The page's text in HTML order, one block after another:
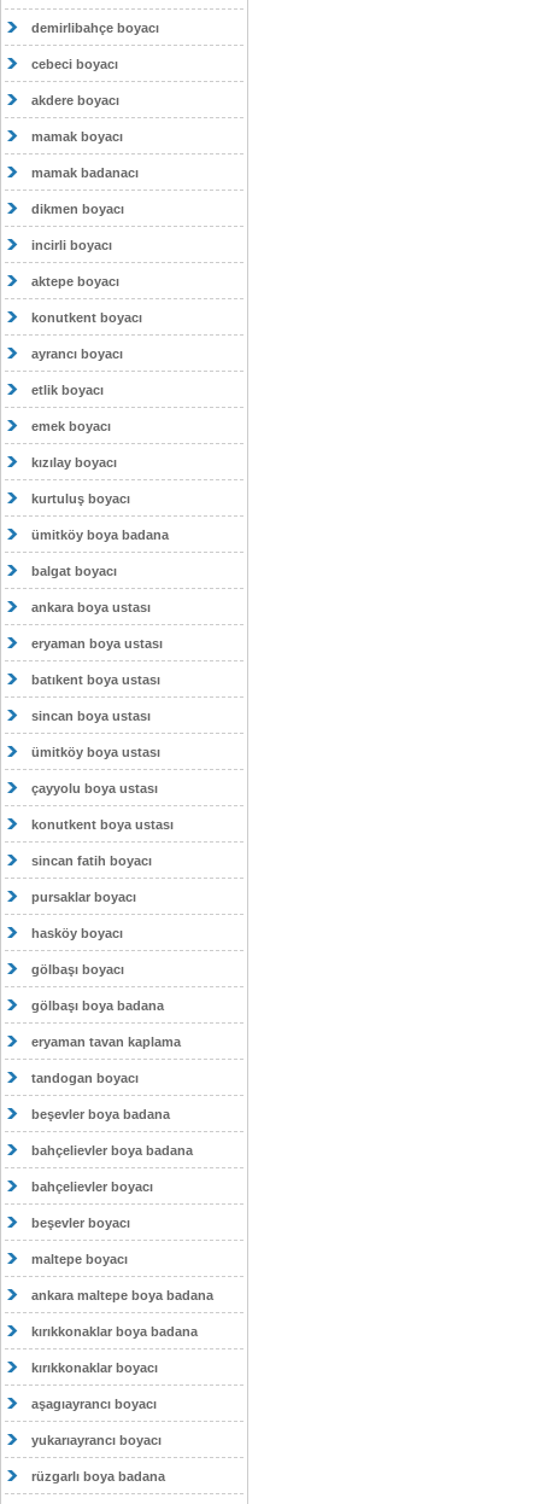
demirlibahçe boyacı
cebeci boyacı
akdere boyacı
mamak boyacı
mamak badanacı
dikmen boyacı
incirli boyacı
aktepe boyacı
konutkent boyacı
ayrancı boyacı
etlik boyacı
emek boyacı
kızılay boyacı
kurtuluş boyacı
ümitköy boya badana
balgat boyacı
ankara boya ustası
eryaman boya ustası
batıkent boya ustası
sincan boya ustası
ümitköy boya ustası
çayyolu boya ustası
konutkent boya ustası
sincan fatih boyacı
pursaklar boyacı
hasköy boyacı
gölbaşı boyacı
gölbaşı boya badana
eryaman tavan kaplama
tandogan boyacı
beşevler boya badana
bahçelievler boya badana
bahçelievler boyacı
beşevler boyacı
maltepe boyacı
ankara maltepe boya badana
kırıkkonaklar boya badana
kırıkkonaklar boyacı
aşagıayrancı boyacı
yukarıayrancı boyacı
rüzgarlı boya badana